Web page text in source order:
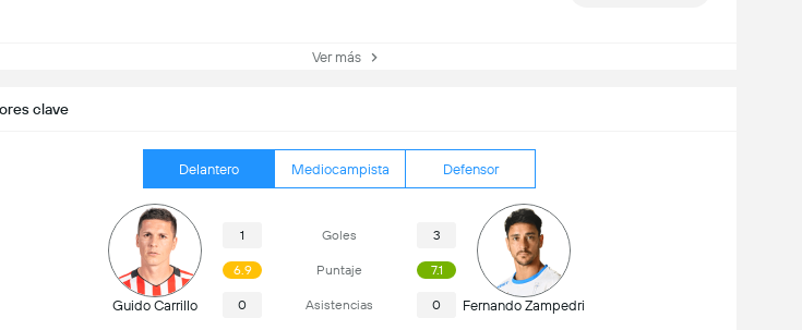
Ver más
clave
Delantero Mediocampista Defensor
Guido Carrillo
1 Goles 3
6.9 Puntaje 7.1
0 Asistencias 0 Fernando Zampedri